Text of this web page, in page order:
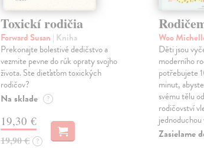
Toxickí rodičia
Forward Susan | Kniha
Prekonajte bolestivé dedičstvo a
vezmite pevne do rúk opraty svojho
života. Ste dieťaťom toxických
rodičov?
Na sklade ?
19,30 €
19,90 € ?
Woo
Děti jsou
moderního
potřebujete
minut,
svému tělu
rodičovství
Zasielame